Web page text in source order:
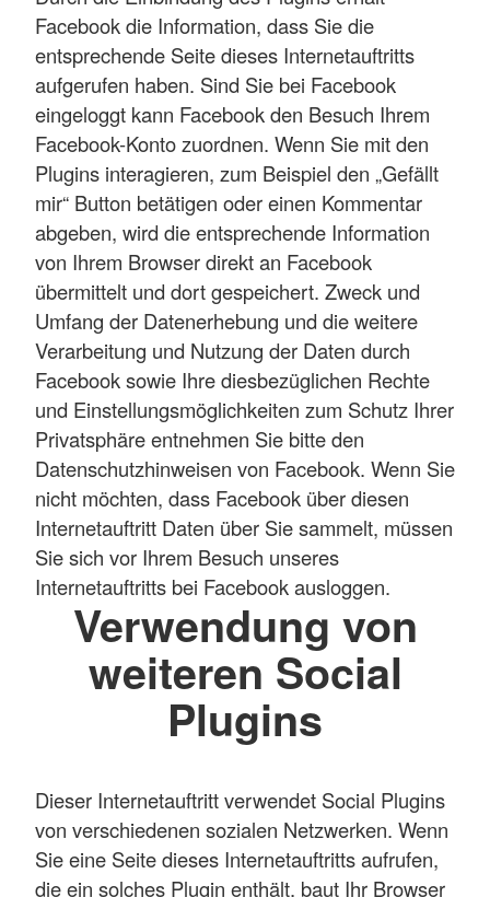
Facebook die Information, dass Sie die
entsprechende Seite dieses Internetauftritts
aufgerufen haben. Sind Sie bei Facebook
eingeloggt kann Facebook den Besuch Ihrem
Facebook-Konto zuordnen. Wenn Sie mit den
Plugins interagieren, zum Beispiel den „Gefällt
mir“ Button betätigen oder einen Kommentar
abgeben, wird die entsprechende Information
von Ihrem Browser direkt an Facebook
übermittelt und dort gespeichert. Zweck und
Umfang der Datenerhebung und die weitere
Verarbeitung und Nutzung der Daten durch
Facebook sowie Ihre diesbezüglichen Rechte
und Einstellungsmöglichkeiten zum Schutz Ihrer
Privatsphäre entnehmen Sie bitte den
Datenschutzhinweisen von Facebook. Wenn Sie
nicht möchten, dass Facebook über diesen
Internetauftritt Daten über Sie sammelt, müssen
Sie sich vor Ihrem Besuch unseres
Internetauftritts bei Facebook ausloggen.
Verwendung von
weiteren Social
Plugins
Dieser Internetauftritt verwendet Social Plugins
von verschiedenen sozialen Netzwerken. Wenn
Sie eine Seite dieses Internetauftritts aufrufen,
die ein solches Plugin enthält, baut Ihr Browser